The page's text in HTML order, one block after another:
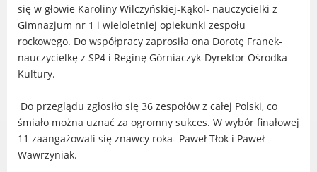
RADA MIASTA LUBOŃ
Radni Rady Miasta Luboń
Sesja Rady Miasta
Harmonogram dyżurów radnych
Komisje Rady Miasta Luboń
się w głowie Karoliny Wilczyńskiej-Kąkol- nauczycielki z
Gimnazjum nr 1 i wieloletniej opiekunki zespołu
rockowego. Do współpracy zaprosiła ona Dorotę Franek-
nauczycielkę z SP4 i Reginę Górniaczyk-Dyrektor Ośrodka
Kultury.
Do przeglądu zgłosiło się 36 zespołów z całej Polski, co
śmiało można uznać za ogromny sukces. W wybór finałowej
11 zaangażowali się znawcy roka- Paweł Tłok i Paweł
Wawrzyniak.